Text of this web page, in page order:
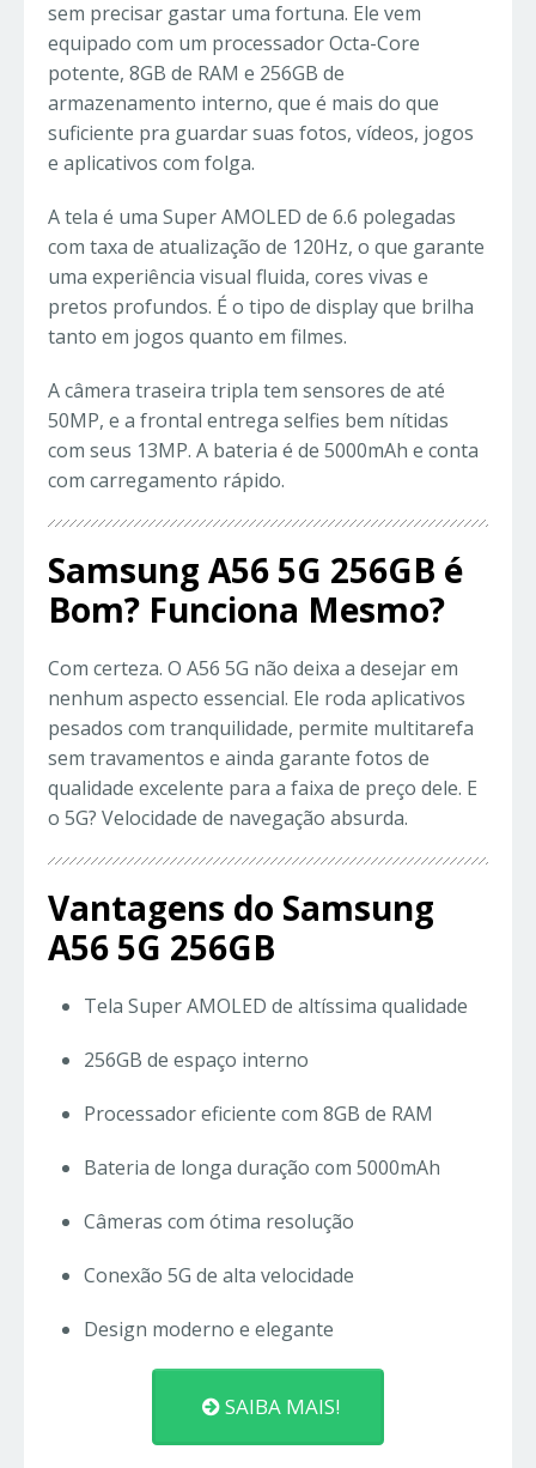
sem precisar gastar uma fortuna. Ele vem
equipado com um processador Octa-Core
potente, 8GB de RAM e 256GB de
armazenamento interno, que é mais do que
suficiente pra guardar suas fotos, vídeos, jogos
e aplicativos com folga.
A tela é uma Super AMOLED de 6.6 polegadas
com taxa de atualização de 120Hz, o que garante
uma experiência visual fluida, cores vivas e
pretos profundos. É o tipo de display que brilha
tanto em jogos quanto em filmes.
A câmera traseira tripla tem sensores de até
50MP, e a frontal entrega selfies bem nítidas
com seus 13MP. A bateria é de 5000mAh e conta
com carregamento rápido.
Samsung A56 5G 256GB é
Bom? Funciona Mesmo?
Com certeza. O A56 5G não deixa a desejar em
nenhum aspecto essencial. Ele roda aplicativos
pesados com tranquilidade, permite multitarefa
sem travamentos e ainda garante fotos de
qualidade excelente para a faixa de preço dele. E
o 5G? Velocidade de navegação absurda.
Vantagens do Samsung
A56 5G 256GB
Tela Super AMOLED de altíssima qualidade
256GB de espaço interno
Processador eficiente com 8GB de RAM
Bateria de longa duração com 5000mAh
Câmeras com ótima resolução
Conexão 5G de alta velocidade
Design moderno e elegante
SAIBA MAIS!